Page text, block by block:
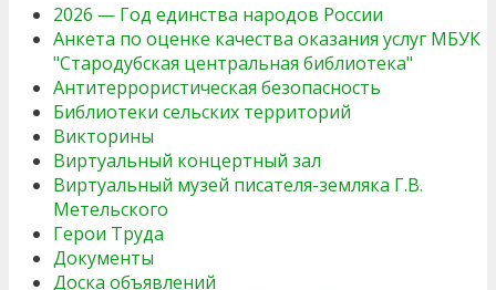
2026 — Год единства народов России
Анкета по оценке качества оказания услуг МБУК
"Стародубская центральная библиотека"
Антитеррористическая безопасность
Библиотеки сельских территорий
Викторины
Виртуальный концертный зал
Виртуальный музей писателя-земляка Г.В.
Метельского
Герои Труда
Документы
Доска объявлений